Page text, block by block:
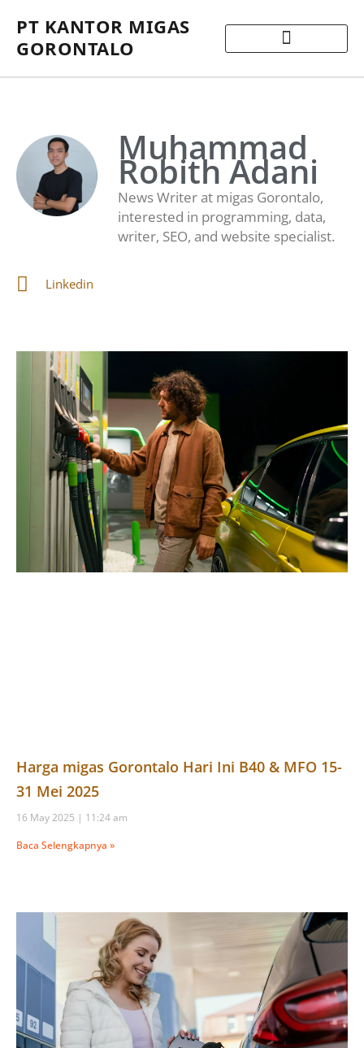
PT KANTOR MIGAS
GORONTALO
Muhammad
Robith Adani
News Writer at migas Gorontalo,
interested in programming, data,
writer, SEO, and website specialist.
Linkedin
Harga migas Gorontalo Hari Ini B40 & MFO 15-
31 Mei 2025
16 May 2025
11:24 am
Baca Selengkapnya »